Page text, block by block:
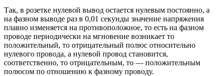
Так, в розетке нулевой вывод остается нулевым постоянно, а
на фазном выводе раз в 0,01 секунды значение напряжения
плавно изменяется на противоположное, то есть на фазном
проводе периодически на мгновение возникает то
положительный, то отрицательный полюс относительно
нулевого провода, а нулевой провод становится,
соответственно, то отрицательным, то — положительным
полюсом по отношению к фазному проводу.